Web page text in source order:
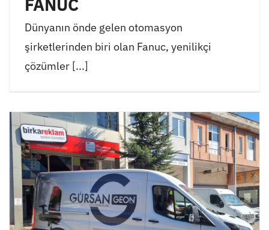
FANUC
Dünyanın önde gelen otomasyon
şirketlerinden biri olan Fanuc, yenilikçi
çözümler [...]